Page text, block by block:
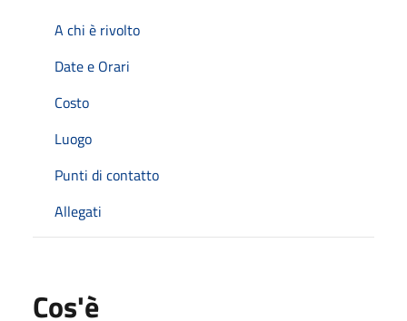
A chi è rivolto
Date e Orari
Costo
Luogo
Punti di contatto
Allegati
Cos'è